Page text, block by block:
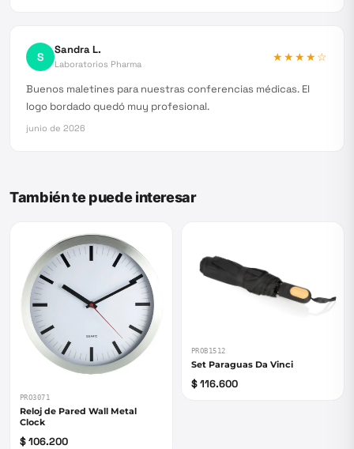
S Sandra L.
Laboratorios Pharma
★★★★☆
Buenos maletines para nuestras conferencias médicas. El
logo bordado quedó muy profesional.
junio de 2026
También te puede interesar
PRO3071
Reloj de Pared Wall Metal
Clock
$ 106.200
PROB1512
Set Paraguas Da Vinci
$ 116.600